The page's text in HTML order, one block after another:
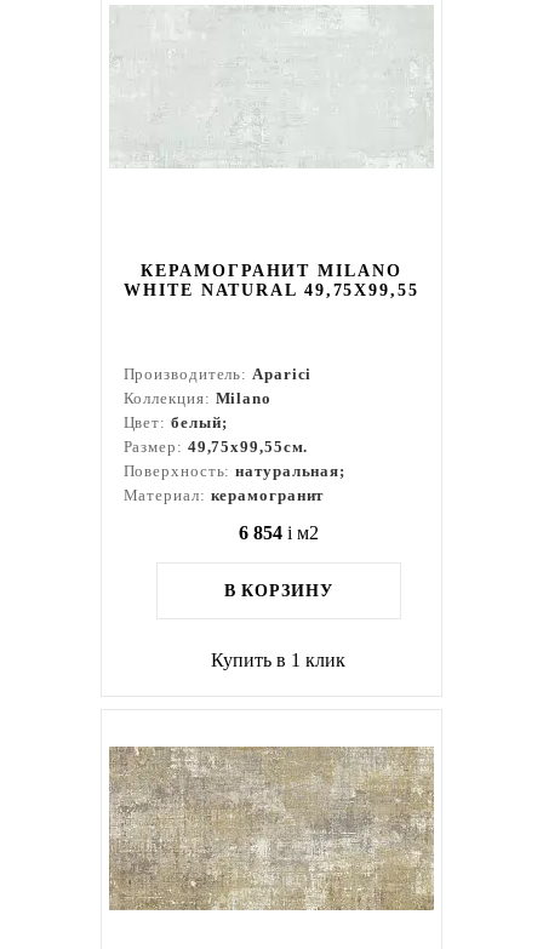
КЕРАМОГРАНИТ MILANO
WHITE NATURAL 49,75X99,55
Производитель:Aparici
Коллекция: Milano
Цвет: белый;
Размер: 49,75x99,55см.
Поверхность:натуральная;
Материал: керамогранит
6 854 i м2
В КОРЗИНУ
Купить в 1 клик